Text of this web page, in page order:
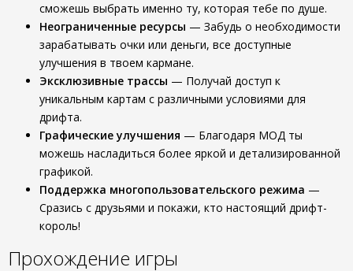
сможешь выбрать именно ту, которая тебе по душе.
Неограниченные ресурсы — Забудь о необходимости
зарабатывать очки или деньги, все доступные
улучшения в твоем кармане.
Эксклюзивные трассы — Получай доступ к
уникальным картам с различными условиями для
дрифта.
Графические улучшения — Благодаря МОД ты
можешь насладиться более яркой и детализированной
графикой.
Поддержка многопользовательского режима —
Сразись с друзьями и покажи, кто настоящий дрифт-
король!
Прохождение игры